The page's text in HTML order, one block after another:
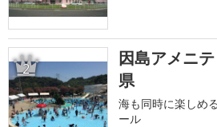
2
因島アメニ
県
海も同時に楽しめ
ール